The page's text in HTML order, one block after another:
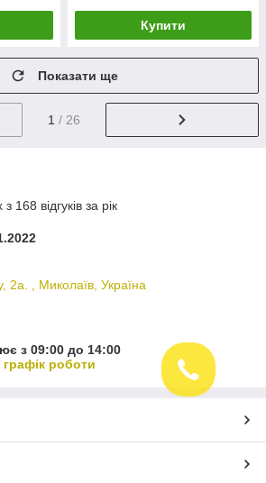
Купити
Показати ще
1 / 26
168 відгуків за рік
2а. , Миколаїв, Україна
з 09:00 до 14:00
роботи